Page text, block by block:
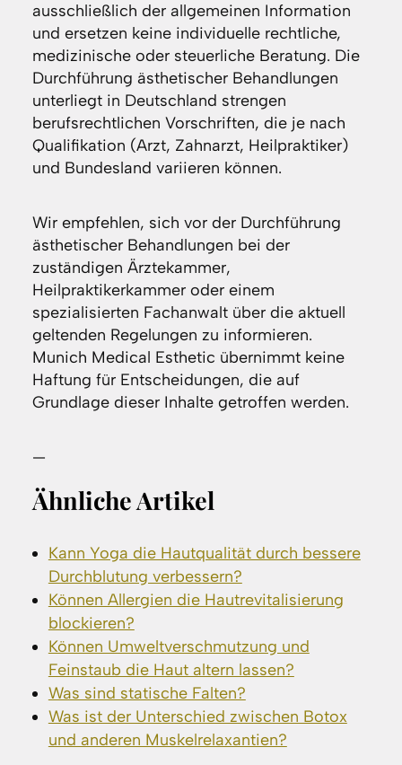
ausschließlich der allgemeinen Information
und ersetzen keine individuelle rechtliche,
medizinische oder steuerliche Beratung. Die
Durchführung ästhetischer Behandlungen
unterliegt in Deutschland strengen
berufsrechtlichen Vorschriften, die je nach
Qualifikation (Arzt, Zahnarzt, Heilpraktiker)
und Bundesland variieren können.
Wir empfehlen, sich vor der Durchführung
ästhetischer Behandlungen bei der
zuständigen Ärztekammer,
Heilpraktikerkammer oder einem
spezialisierten Fachanwalt über die aktuell
geltenden Regelungen zu informieren.
Munich Medical Esthetic übernimmt keine
Haftung für Entscheidungen, die auf
Grundlage dieser Inhalte getroffen werden.
—
Ähnliche Artikel
Kann Yoga die Hautqualität durch bessere
Durchblutung verbessern?
Können Allergien die Hautrevitalisierung
blockieren?
Können Umweltverschmutzung und
Feinstaub die Haut altern lassen?
Was sind statische Falten?
Was ist der Unterschied zwischen Botox
und anderen Muskelrelaxantien?